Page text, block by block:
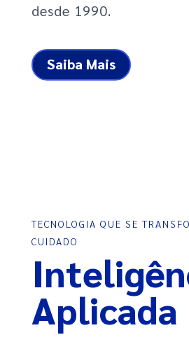
desde 1990.
Saiba Mais
TECNOLOGIA QUE SE
CUIDADO
Aplicada